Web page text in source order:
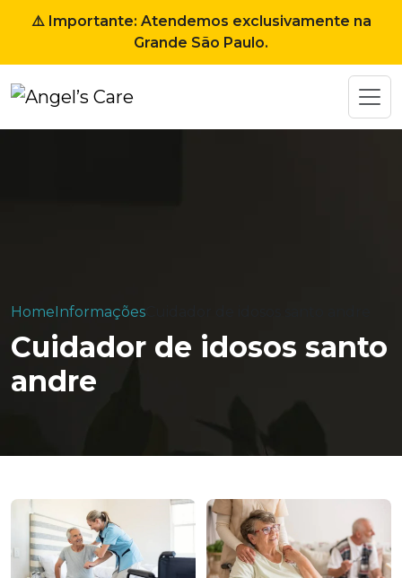
⚠️ Importante: Atendemos exclusivamente na
Grande São Paulo.
HomeInformações
Cuidador de idosos santo
andre